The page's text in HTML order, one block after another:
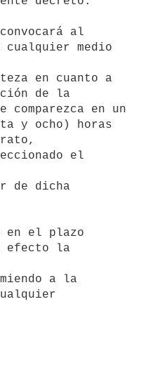
al
cualquier medio
en cuanto a
de la
en un
y ocho) horas
el
de dicha
en el plazo
efecto la
a la